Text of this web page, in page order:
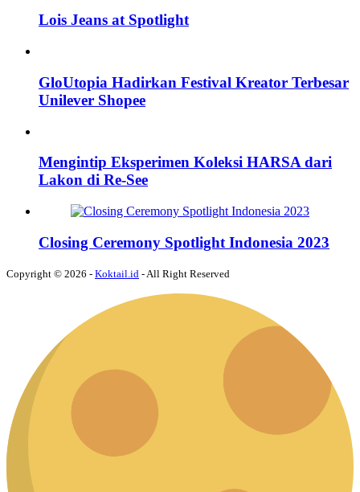
Lois Jeans at Spotlight
GloUtopia Hadirkan Festival Kreator Terbesar
Unilever Shopee
Mengintip Eksperimen Koleksi HARSA dari
Lakon di Re-See
Closing Ceremony Spotlight Indonesia 2023
Copyright © 2026 - Koktail.id - All Right Reserved